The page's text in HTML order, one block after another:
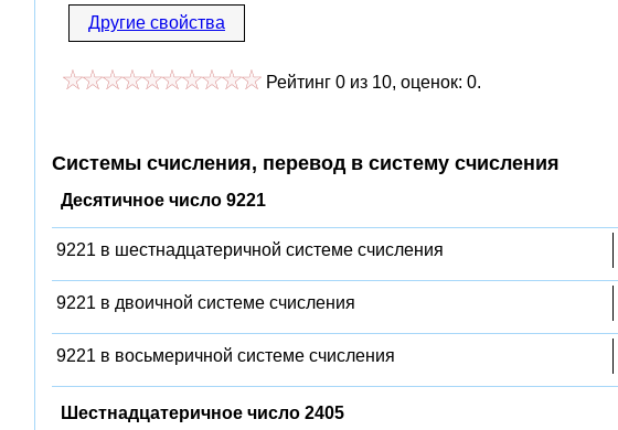
Другие свойства
Рейтинг 0 из 10, оценок: 0.
Системы счисления, перевод в систему счисления
Десятичное число 9221
9221 в шестнадцатеричной системе счисления
9221 в двоичной системе счисления
9221 в восьмеричной системе счисления
Шестнадцатеричное число 2405